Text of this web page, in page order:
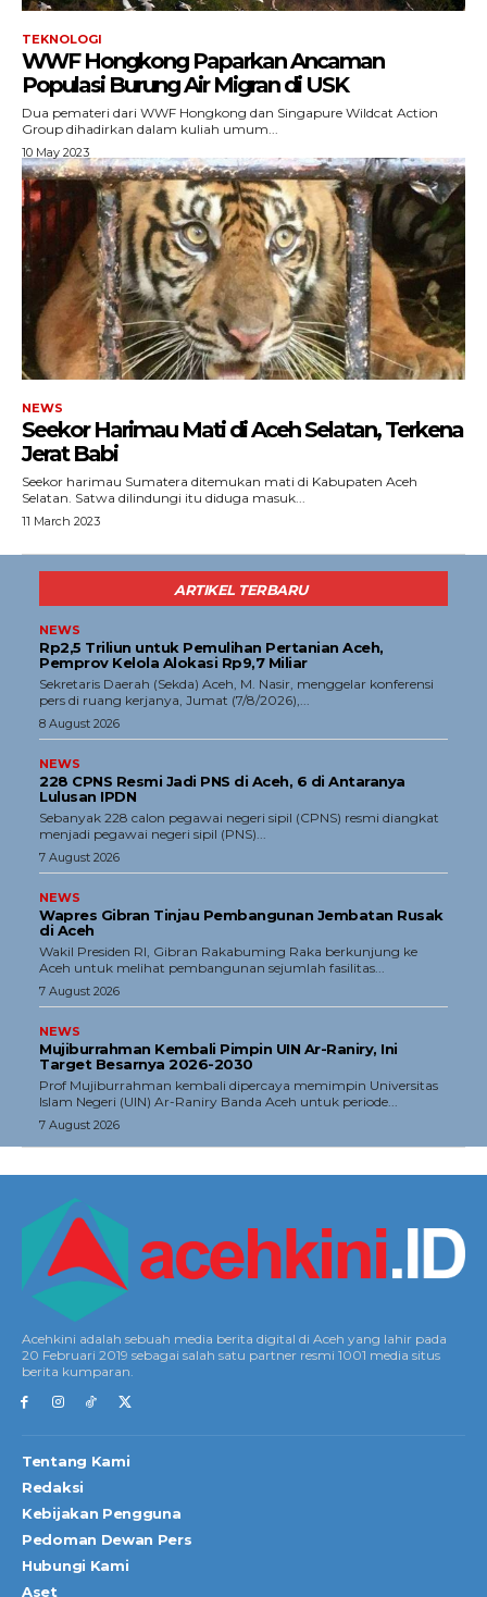
TEKNOLOGI
WWF Hongkong Paparkan Ancaman
Populasi Burung Air Migran di USK
Dua pemateri dari WWF Hongkong dan Singapure Wildcat Action
Group dihadirkan dalam kuliah umum...
10 May 2023
NEWS
Seekor Harimau Mati di Aceh Selatan, Terkena
Jerat Babi
Seekor harimau Sumatera ditemukan mati di Kabupaten Aceh
Selatan. Satwa dilindungi itu diduga masuk...
11 March 2023
ARTIKEL TERBARU
NEWS
Rp2,5 Triliun untuk Pemulihan Pertanian Aceh,
Pemprov Kelola Alokasi Rp9,7 Miliar
‎Sekretaris Daerah (Sekda) Aceh, M. Nasir, menggelar konferensi
pers di ruang kerjanya, Jumat (7/8/2026),...
8 August 2026
NEWS
228 CPNS Resmi Jadi PNS di Aceh, 6 di Antaranya
Lulusan IPDN
Sebanyak 228 calon pegawai negeri sipil (CPNS) resmi diangkat
menjadi pegawai negeri sipil (PNS)...
7 August 2026
NEWS
Wapres Gibran Tinjau Pembangunan Jembatan Rusak
di Aceh
Wakil Presiden RI, Gibran Rakabuming Raka berkunjung ke
Aceh untuk melihat pembangunan sejumlah fasilitas...
7 August 2026
NEWS
Mujiburrahman Kembali Pimpin UIN Ar-Raniry, Ini
Target Besarnya 2026-2030
Prof Mujiburrahman kembali dipercaya memimpin Universitas
Islam Negeri (UIN) Ar-Raniry Banda Aceh untuk periode...
7 August 2026
Acehkini adalah sebuah media berita digital di Aceh yang lahir pada
20 Februari 2019 sebagai salah satu partner resmi 1001 media situs
berita kumparan.
Tentang Kami
Redaksi
Kebijakan Pengguna
Pedoman Dewan Pers
Hubungi Kami
Aset